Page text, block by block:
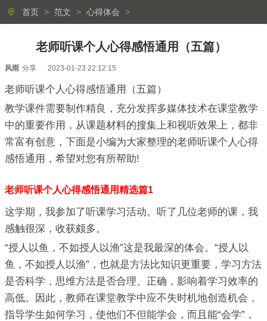
首页 > 范文 > 心得体会 >
老师听课个人心得感悟通用（五篇）
风雨 分享 2023-01-23 22:12:15
老师听课个人心得感悟通用（五篇）
教学课件需要制作精良，充分发挥多媒体技术在课堂教学
中的重要作用，从课题材料的搜集上和视听效果上，都非
常富有创意，下面是小编为大家整理的老师听课个人心得
感悟通用，希望对您有所帮助!
老师听课个人心得感悟通用精选篇1
这学期，我参加了听课学习活动。听了几位老师的课，我
感触很深，收获颇多。
“授人以鱼，不如授人以渔”这是我最深的体会。“授人以
鱼，不如授人以渔”，也就是方法比知识更重要，学习方法
是否科学，思维方法是否合理、正确，影响着学习效率的
高低。因此，教师在课堂教学中应不失时机地创造机会，
指导学生如何学习，使他们不但能学会，而且能“会学”，